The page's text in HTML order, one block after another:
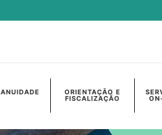
ANUIDADE ORIENTAÇÃO E
FISCALIZAÇÃO